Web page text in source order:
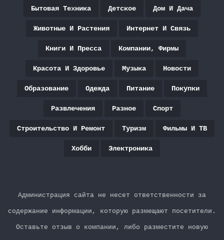
Бытовая Техника Детское Дом И Дача
Животные И Растения Интернет И Связь
Книги И Пресса Компании, Фирмы
Красота И Здоровье Музыка Новости
Образование Одежда Питание Покупки
Развлечения Разное Спорт
Строительство И Ремонт Туризм Фильмы И ТВ
Хобби Электроника
Администрация сайта не несет ответственности за
содержание информации, которую размещают посетители.
Оставьте отзыв о компании, либо разместите новую